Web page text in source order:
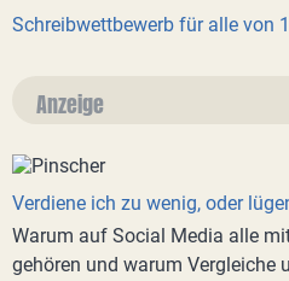
Schreibwettbewerb für alle von
Anzeige
Verdiene ich zu wenig, oder
Warum auf Social Media alle
gehören und warum Vergleiche